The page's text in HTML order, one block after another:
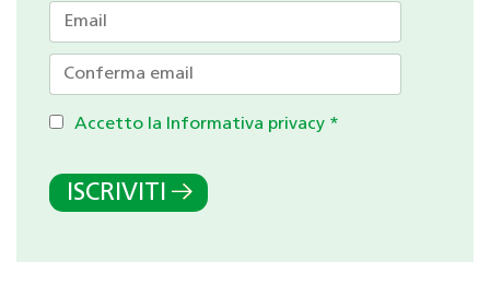
Accetto la Informativa privacy *
ISCRIVITI